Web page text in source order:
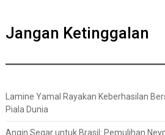
Jangan Ketinggalan
Lamine Yamal Rayakan Keberhasilan
Piala Dunia
Angin Segar untuk Brasil: Pemulihan